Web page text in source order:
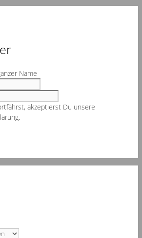
Name
akzeptierst Du unsere